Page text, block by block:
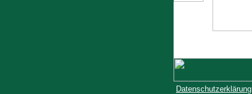
Datenschutzerklärung